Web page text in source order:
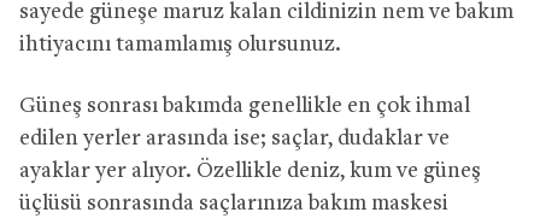
sayede güneşe maruz kalan cildinizin nem ve bakım
ihtiyacını tamamlamış olursunuz.
Güneş sonrası bakımda genellikle en çok ihmal
edilen yerler arasında ise; saçlar, dudaklar ve
ayaklar yer alıyor. Özellikle deniz, kum ve güneş
üçlüsü sonrasında saçlarınıza bakım maskesi